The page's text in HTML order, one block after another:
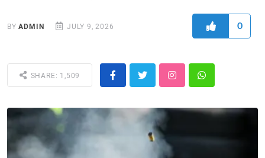
BYADMIN JULY 9, 2026 0
SHARE: 1,509